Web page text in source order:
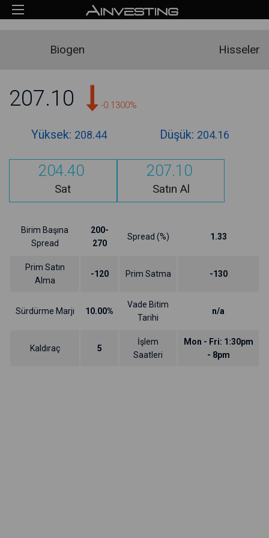
Biogen Hisseler
207.10 -0.1300%
Yüksek: 208.44 Düşük: 204.16
204.40
Sat
207.10
Satın Al
Birim Başına
Spread
200-
270
Spread (%) 1.33
Prim Satın
Alma
-120 Prim Satma -130
Sürdürme Marjı 10.00%
Vade Bitim
Tarihi
n/a
Kaldıraç 5
İşlem
Saatleri
Mon - Fri: 1:30pm
- 8pm